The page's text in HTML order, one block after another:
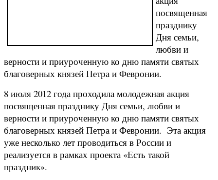
посвященная
празднику
Дня семьи,
любви и
верности и приуроченную ко дню памяти святых
благоверных князей Петра и Февронии.
8 июля 2012 года проходила молодежная акция
посвященная празднику Дня семьи, любви и
верности и приуроченную ко дню памяти святых
благоверных князей Петра и Февронии. Эта акция
уже несколько лет проводиться в России и
реализуется в рамках проекта «Есть такой
праздник».